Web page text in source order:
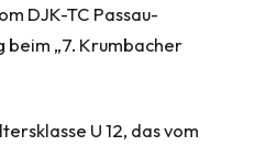
DJK-TC Passau-
beim „7. Krumbacher
U 12, das vom